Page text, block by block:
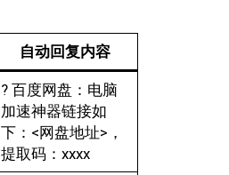
自动回复内容
? 百度网盘：电脑
加速神器链接如
下：<网盘地址>，
提取码：xxxx